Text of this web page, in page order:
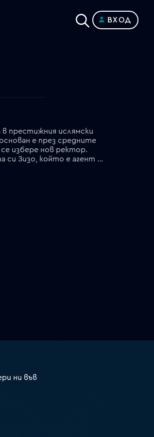
ВХОД
престижния ислямски
е през средните
избере нов ректор.
Държавна сигурност и управлението искат да прокарат своя кандидат – Беблеуи. Адам се сближава със състудента си Зизо, който е агент на Държавна сигурност. Зизо иска да се откаже и го заявява на полковник Ибрахим, който му поръчва да си намери заместник. Зизо е убит и Адам става агент на негово място. Незрящия имам Негем отива в Държавна сигурност и иска да признае, че той е убиецът на Зизо. На процеса Негем смята да каже, че Държавна сигурност е убила Зизо, което е така. Адам успява да помогне на Беблеуи да бъде избран за нов главен имам. ДС смята да елиминира Адам, но той убеждава и Незрящия имам да се откаже от признанието. Адам се връща у дома жив и здрав.
ни във